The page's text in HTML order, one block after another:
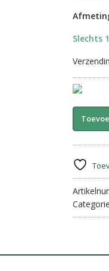
Slechts
Tafel
lamp
Metal.
aantal